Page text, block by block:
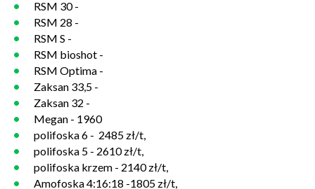
RSM 30 -
RSM 28 -
RSM S -
RSM bioshot -
RSM Optima -
Zaksan 33,5 -
Zaksan 32 -
Megan - 1960
polifoska 6 - 2485 zł/t,
polifoska 5 - 2610 zł/t,
polifoska krzem - 2140 zł/t,
Amofoska 4:16:18 -1805 zł/t,